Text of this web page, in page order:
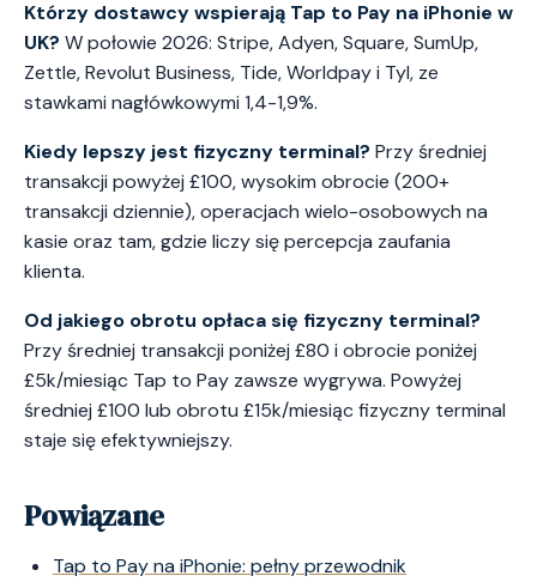
Którzy dostawcy wspierają Tap to Pay na iPhonie w
UK? W połowie 2026: Stripe, Adyen, Square, SumUp,
Zettle, Revolut Business, Tide, Worldpay i Tyl, ze
stawkami nagłówkowymi 1,4-1,9%.
Kiedy lepszy jest fizyczny terminal? Przy średniej
transakcji powyżej £100, wysokim obrocie (200+
transakcji dziennie), operacjach wielo-osobowych na
kasie oraz tam, gdzie liczy się percepcja zaufania
klienta.
Od jakiego obrotu opłaca się fizyczny terminal?
Przy średniej transakcji poniżej £80 i obrocie poniżej
£5k/miesiąc Tap to Pay zawsze wygrywa. Powyżej
średniej £100 lub obrotu £15k/miesiąc fizyczny terminal
staje się efektywniejszy.
Powiązane
Tap to Pay na iPhonie: pełny przewodnik